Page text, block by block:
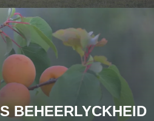
BEHEERLYCKHEID